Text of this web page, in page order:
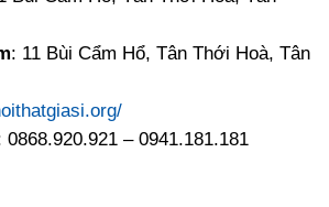
: 11 Bùi Cẩm Hổ, Tân Thới Hoà, Tân
0868.920.921 – 0941.181.181